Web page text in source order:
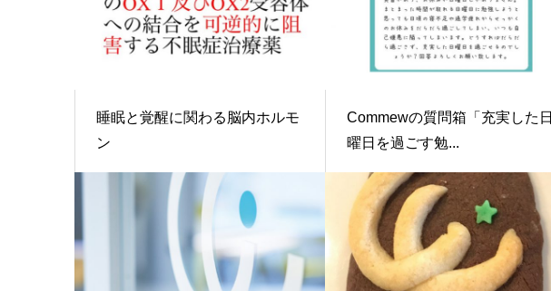
睡眠と覚醒に関わる脳内ホルモ
ン
Commewの質問箱「充実した日
曜日を過ごす勉...